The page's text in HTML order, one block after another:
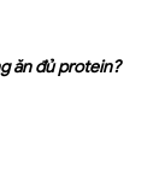
ăn đủ protein?